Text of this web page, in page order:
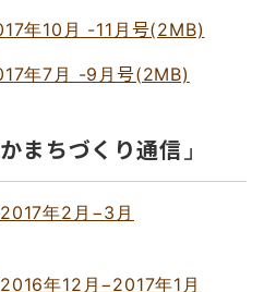
年10月 -11月号(2MB)
年7月 -9月号(2MB)
まちづくり通信」
年2月−3月
年12月−2017年1月